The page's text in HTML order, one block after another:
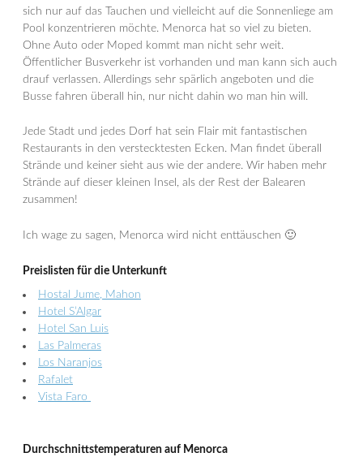
sich nur auf das Tauchen und vielleicht auf die Sonnenliege am
Pool konzentrieren möchte. Menorca hat so viel zu bieten.
Ohne Auto oder Moped kommt man nicht sehr weit.
Öffentlicher Busverkehr ist vorhanden und man kann sich auch
drauf verlassen. Allerdings sehr spärlich angeboten und die
Busse fahren überall hin, nur nicht dahin wo man hin will.
Jede Stadt und jedes Dorf hat sein Flair mit fantastischen
Restaurants in den verstecktesten Ecken. Man findet überall
Strände und keiner sieht aus wie der andere. Wir haben mehr
Strände auf dieser kleinen Insel, als der Rest der Balearen
zusammen!
Ich wage zu sagen, Menorca wird nicht enttäuschen 🙂
Preislisten für die Unterkunft
Hostal Jume, Mahon
Hotel S’Algar
Hotel San Luis
Las Palmeras
Los Naranjos
Rafalet
Vista Faro
Durchschnittstemperaturen auf Menorca